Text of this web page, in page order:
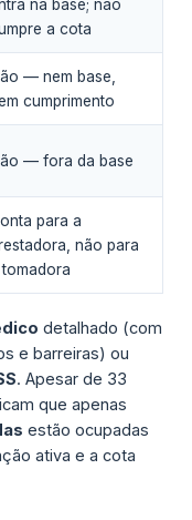
na base; não
a cota
— nem base,
cumprimento
— fora da base
para a
não para
detalhado (com
e barreiras) ou
. Apesar de 33
que apenas
estão ocupadas
ativa e a cota